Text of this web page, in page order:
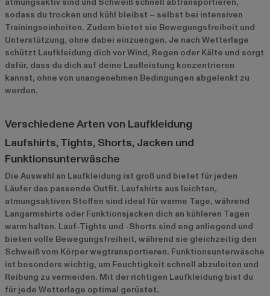
sodass du trocken und kühl bleibst – selbst bei intensiven
Trainingseinheiten. Zudem bietet sie Bewegungsfreiheit und
Unterstützung, ohne dabei einzuengen. Je nach Wetterlage
schützt Laufkleidung dich vor Wind, Regen oder Kälte und sorgt
dafür, dass du dich auf deine Laufleistung konzentrieren
kannst, ohne von unangenehmen Bedingungen abgelenkt zu
werden.
Verschiedene Arten von Laufkleidung
Laufshirts, Tights, Shorts, Jacken und
Funktionsunterwäsche
Die Auswahl an Laufkleidung ist groß und bietet für jeden
Läufer das passende Outfit. Laufshirts aus leichten,
atmungsaktiven Stoffen sind ideal für warme Tage, während
Langarmshirts oder Funktionsjacken dich an kühleren Tagen
warm halten. Lauf-Tights und -Shorts sind eng anliegend und
bieten volle Bewegungsfreiheit, während sie gleichzeitig den
Schweiß vom Körper wegtransportieren. Funktionsunterwäsche
ist besonders wichtig, um Feuchtigkeit schnell abzuleiten und
Reibung zu vermeiden. Mit der richtigen Laufkleidung bist du
für jede Wetterlage optimal gerüstet.